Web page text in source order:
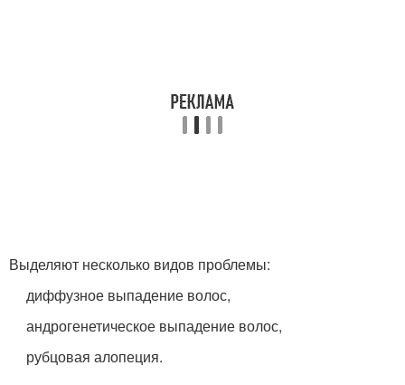
Выделяют несколько видов проблемы:
диффузное выпадение волос,
андрогенетическое выпадение волос,
рубцовая алопеция.